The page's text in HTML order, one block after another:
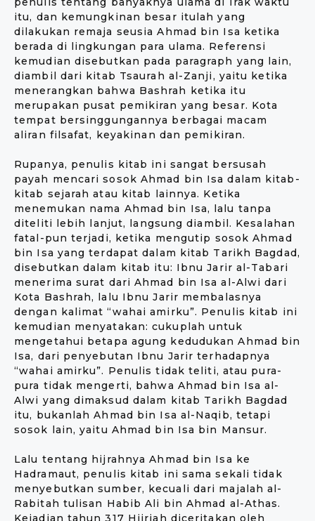
itu, dan kemungkinan besar itulah yang
dilakukan remaja seusia Ahmad bin Isa ketika
berada di lingkungan para ulama. Referensi
kemudian disebutkan pada paragraph yang lain,
diambil dari kitab Tsaurah al-Zanji, yaitu ketika
menerangkan bahwa Bashrah ketika itu
merupakan pusat pemikiran yang besar. Kota
tempat bersinggungannya berbagai macam
aliran filsafat, keyakinan dan pemikiran.
Rupanya, penulis kitab ini sangat bersusah
payah mencari sosok Ahmad bin Isa dalam kitab-
kitab sejarah atau kitab lainnya. Ketika
menemukan nama Ahmad bin Isa, lalu tanpa
diteliti lebih lanjut, langsung diambil. Kesalahan
fatal-pun terjadi, ketika mengutip sosok Ahmad
bin Isa yang terdapat dalam kitab Tarikh Bagdad,
disebutkan dalam kitab itu: Ibnu Jarir al-Tabari
menerima surat dari Ahmad bin Isa al-Alwi dari
Kota Bashrah, lalu Ibnu Jarir membalasnya
dengan kalimat “wahai amirku”. Penulis kitab ini
kemudian menyatakan: cukuplah untuk
mengetahui betapa agung kedudukan Ahmad bin
Isa, dari penyebutan Ibnu Jarir terhadapnya
“wahai amirku”. Penulis tidak teliti, atau pura-
pura tidak mengerti, bahwa Ahmad bin Isa al-
Alwi yang dimaksud dalam kitab Tarikh Bagdad
itu, bukanlah Ahmad bin Isa al-Naqib, tetapi
sosok lain, yaitu Ahmad bin Isa bin Mansur.
Lalu tentang hijrahnya Ahmad bin Isa ke
Hadramaut, penulis kitab ini sama sekali tidak
menyebutkan sumber, kecuali dari majalah al-
Rabitah tulisan Habib Ali bin Ahmad al-Athas.
Kejadian tahun 317 Hijriah diceritakan oleh